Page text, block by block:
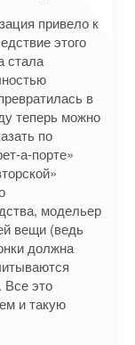
привело к
этого
стала
в
теперь можно
по
а-порте»
модельер
вещи (ведь
должна
Все это
и такую